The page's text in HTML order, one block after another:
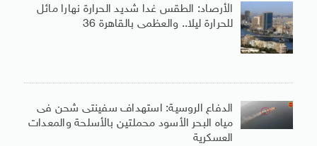
الأرصاد: الطقس غدا شديد الحرارة نهارا مائل
للحرارة ليلا.. والعظمى بالقاهرة 36
الدفاع الروسية: استهداف سفينتى شحن فى
مياه البحر الأسود محملتين بالأسلحة والمعدات
العسكرية